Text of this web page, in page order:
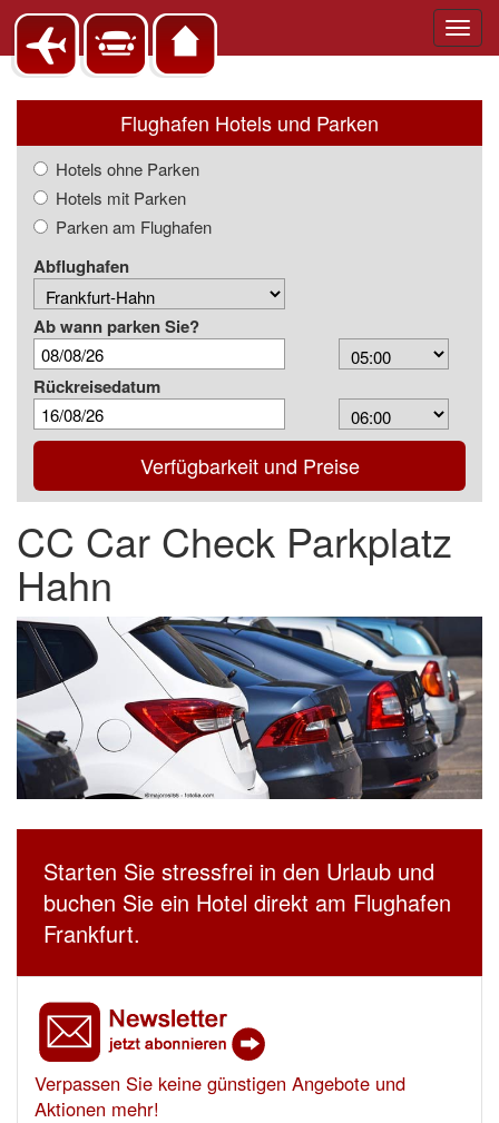
Flughafen Hotels und Parken
Hotels ohne Parken
Hotels mit Parken
Parken am Flughafen
Abflughafen
Ab wann parken Sie?
Arrival
Time
Rückreisedatum
Depart
Time
Verfügbarkeit und Preise
CC Car Check Parkplatz
Hahn
Starten Sie stressfrei in den Urlaub und
buchen Sie ein Hotel direkt am Flughafen
Frankfurt.
Verpassen Sie keine günstigen Angebote und
Aktionen mehr!